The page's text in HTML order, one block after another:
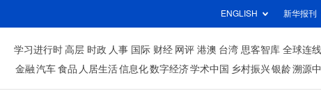
ENGLISH 新华报刊
学习进行时 高层 时政 人事 国际 财经 网评 港澳 台湾 思客智库 全球连线
金融 汽车 食品 人居生活信息化数字经济学术中国 乡村振兴银龄溯源